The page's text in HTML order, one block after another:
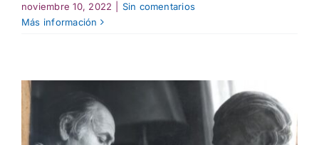
noviembre 10, 2022
Sin comentarios
Más información